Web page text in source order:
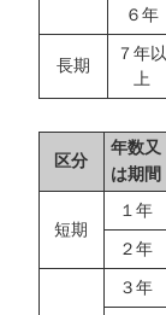
６年
長期
７年以
上
区分
年数又
は期間
短期
１年
２年
３年